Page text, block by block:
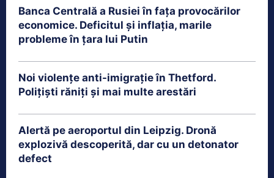
Banca Centrală a Rusiei în fața provocărilor
economice. Deficitul și inflația, marile
probleme în țara lui Putin
Noi violențe anti-imigrație în Thetford.
Polițiști răniți și mai multe arestări
Alertă pe aeroportul din Leipzig. Dronă
explozivă descoperită, dar cu un detonator
defect